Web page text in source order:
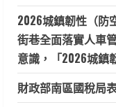
2026城鎮韌性（防
街巷全面落實人車
意識，「2026城鎮
財政部南區國稅局